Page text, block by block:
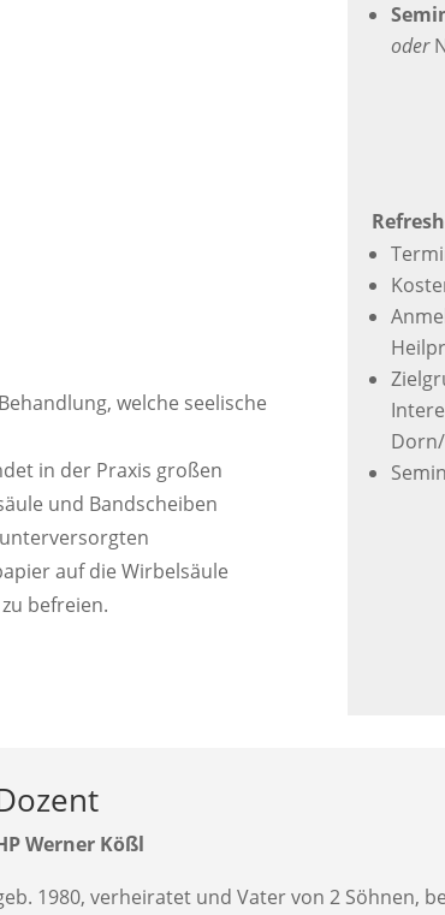
welche seelische
in der Praxis großen
und Bandscheiben
auf die Wirbelsäule
befreien.
oder
Werner Kößl
1980, verheiratet und Vater von 2 Söhnen,